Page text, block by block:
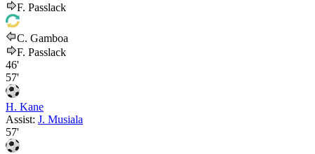
F. Passlack
C. Gamboa
F. Passlack
46'
57'
H. Kane
Assist: J. Musiala
57'